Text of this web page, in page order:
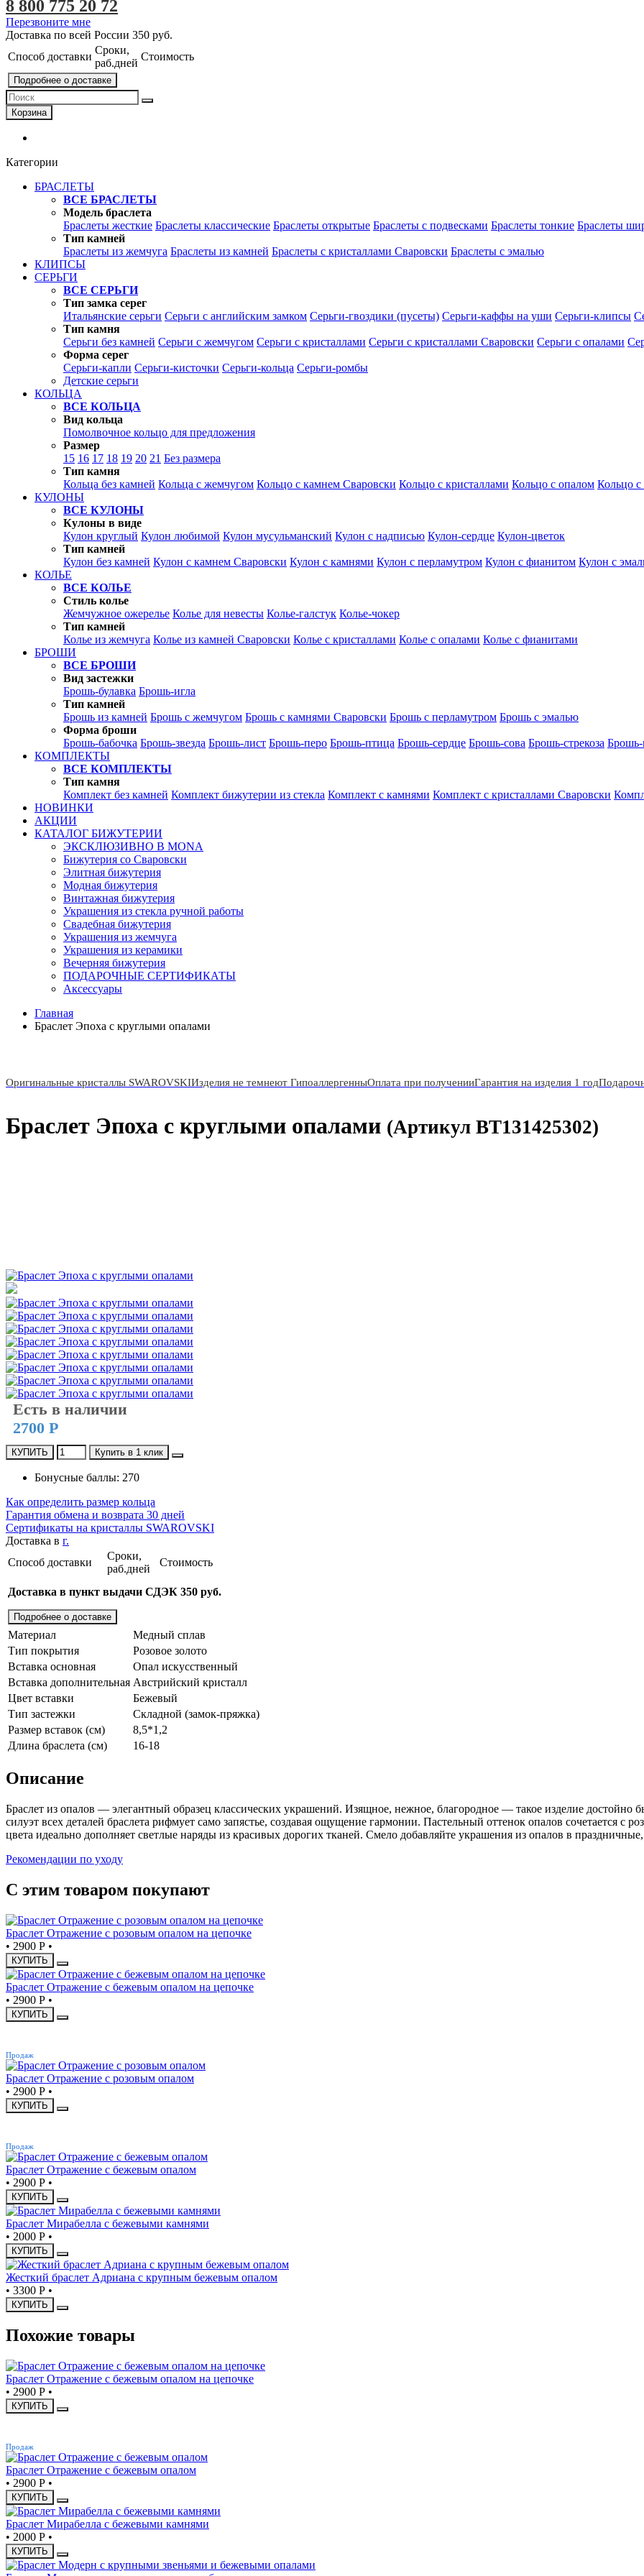
8 800 775 20 72
Перезвоните мне
Доставка по всей России 350 руб.
Способ доставки
Сроки,
раб.дней
Стоимость
Подробнее о доставке
Корзина
Категории
БРАСЛЕТЫ
ВСЕ БРАСЛЕТЫ
Модель браслета
Браслеты жесткие Браслеты классические Браслеты открытые Браслеты с подвесками Браслеты тонкие Браслеты
Тип камней
Браслеты из жемчуга Браслеты из камней Браслеты с кристаллами Сваровски Браслеты с эмалью
КЛИПСЫ
СЕРЬГИ
ВСЕ СЕРЬГИ
Тип замка серег
Итальянские серьги Серьги с английским замком Серьги-гвоздики (пусеты) Серьги-каффы на уши Серьги-клипсы
Тип камня
Серьги без камней Серьги с жемчугом Серьги с кристаллами Серьги с кристаллами Сваровски Серьги с опалами
Форма серег
Серьги-капли Серьги-кисточки Серьги-кольца Серьги-ромбы
Детские серьги
КОЛЬЦА
ВСЕ КОЛЬЦА
Вид кольца
Помолвочное кольцо для предложения
Размер
15 16 17 18 19 20 21 Без размера
Тип камня
Кольца без камней Кольца с жемчугом Кольцо с камнем Сваровски Кольцо с кристаллами Кольцо с опалом Кольцо
КУЛОНЫ
ВСЕ КУЛОНЫ
Кулоны в виде
Кулон круглый Кулон любимой Кулон мусульманский Кулон с надписью Кулон-сердце Кулон-цветок
Тип камней
Кулон без камней Кулон с камнем Сваровски Кулон с камнями Кулон с перламутром Кулон с фианитом Кулон с
КОЛЬЕ
ВСЕ КОЛЬЕ
Стиль колье
Жемчужное ожерелье Колье для невесты Колье-галстук Колье-чокер
Тип камней
Колье из жемчуга Колье из камней Сваровски Колье с кристаллами Колье с опалами Колье с фианитами
БРОШИ
ВСЕ БРОШИ
Вид застежки
Брошь-булавка Брошь-игла
Тип камней
Брошь из камней Брошь с жемчугом Брошь с камнями Сваровски Брошь с перламутром Брошь с эмалью
Форма броши
Брошь-бабочка Брошь-звезда Брошь-лист Брошь-перо Брошь-птица Брошь-сердце Брошь-сова Брошь-стрекоза Брошь-
КОМПЛЕКТЫ
ВСЕ КОМПЛЕКТЫ
Тип камня
Комплект без камней Комплект бижутерии из стекла Комплект с камнями Комплект с кристаллами Сваровски
НОВИНКИ
АКЦИИ
КАТАЛОГ БИЖУТЕРИИ
ЭКСКЛЮЗИВНО В MONA
Бижутерия со Сваровски
Элитная бижутерия
Модная бижутерия
Винтажная бижутерия
Украшения из стекла ручной работы
Свадебная бижутерия
Украшения из жемчуга
Украшения из керамики
Вечерняя бижутерия
ПОДАРОЧНЫЕ СЕРТИФИКАТЫ
Аксессуары
Главная
Браслет Эпоха с круглыми опалами
Оригинальные кристаллы SWAROVSKIИзделия не темнеют ГипоаллергенныОплата при полученииГарантия на изделия 1 год
Браслет Эпоха с круглыми опалами (Артикул BT131425302)
Есть в наличии
2700 Р
КУПИТЬ Купить в 1 клик
Бонусные баллы: 270
Как определить размер кольца
Гарантия обмена и возврата 30 дней
Сертификаты на кристаллы SWAROVSKI
Доставка в г.
Способ доставки
Сроки,
раб.дней
Стоимость
Доставка в пункт выдачи СДЭК 350 руб.
Подробнее о доставке
Материал
Медный сплав
Тип покрытия
Розовое золото
Вставка основная
Опал искусственный
Вставка дополнительная Австрийский кристалл
Цвет вставки
Бежевый
Тип застежки
Складной (замок-пряжка)
Размер вставок (см)
8,5*1,2
Длина браслета (см)
16-18
Описание
Браслет из опалов — элегантный образец классических украшений. Изящное, нежное, благородное — такое изделие достойно
силуэт всех деталей браслета рифмует само запястье, создавая ощущение гармонии. Пастельный оттенок опалов сочетается с
цвета идеально дополняет светлые наряды из красивых дорогих тканей. Смело добавляйте украшения из опалов в
Рекомендации по уходу
С этим товаром покупают
Браслет Отражение с розовым опалом на цепочке
• 2900 Р •
КУПИТЬ
Браслет Отражение с бежевым опалом на цепочке
• 2900 Р •
КУПИТЬ
Продаж
Браслет Отражение с розовым опалом
• 2900 Р •
КУПИТЬ
Продаж
Браслет Отражение с бежевым опалом
• 2900 Р •
КУПИТЬ
Браслет Мирабелла с бежевыми камнями
• 2000 Р •
КУПИТЬ
Жесткий браслет Адриана с крупным бежевым опалом
• 3300 Р •
КУПИТЬ
Похожие товары
Браслет Отражение с бежевым опалом на цепочке
• 2900 Р •
КУПИТЬ
Продаж
Браслет Отражение с бежевым опалом
• 2900 Р •
КУПИТЬ
Браслет Мирабелла с бежевыми камнями
• 2000 Р •
КУПИТЬ